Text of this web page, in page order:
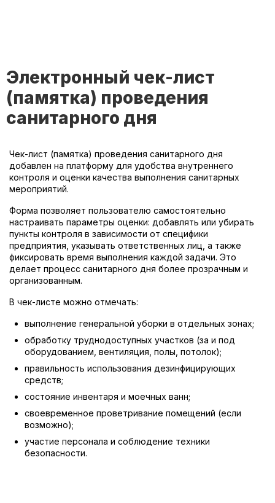
Электронный чек-лист
(памятка) проведения
санитарного дня
Чек-лист (памятка) проведения санитарного дня
добавлен на платформу для удобства внутреннего
контроля и оценки качества выполнения санитарных
мероприятий.
Форма позволяет пользователю самостоятельно
настраивать параметры оценки: добавлять или убирать
пункты контроля в зависимости от специфики
предприятия, указывать ответственных лиц, а также
фиксировать время выполнения каждой задачи. Это
делает процесс санитарного дня более прозрачным и
организованным.
В чек-листе можно отмечать:
выполнение генеральной уборки в отдельных зонах;
обработку труднодоступных участков (за и под
оборудованием, вентиляция, полы, потолок);
правильность использования дезинфицирующих
средств;
состояние инвентаря и моечных ванн;
своевременное проветривание помещений (если
возможно);
участие персонала и соблюдение техники
безопасности.